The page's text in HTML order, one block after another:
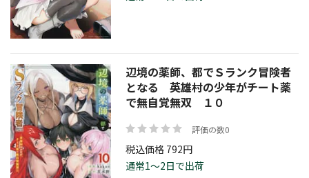
辺境の薬師、都でＳランク冒険者
となる 英雄村の少年がチート薬
で無自覚無双 １０
評価の数0
税込価格 792円
通常1～2日で出荷